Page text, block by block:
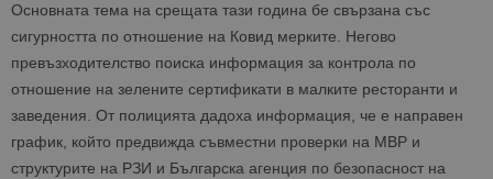
Основната тема на срещата тази година бе свързана със
сигурността по отношение на Ковид мерките. Негово
превъзходителство поиска информация за контрола по
отношение на зелените сертификати в малките ресторанти и
заведения. От полицията дадоха информация, че е направен
график, който предвижда съвместни проверки на МВР и
структурите на РЗИ и Българска агенция по безопасност на